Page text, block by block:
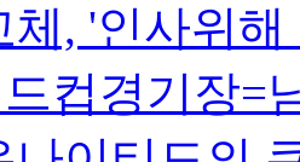
체, '인사위
드컵경기장